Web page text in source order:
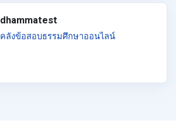
dhammatest
คลังข้อสอบธรรมศึกษาออนไลน์